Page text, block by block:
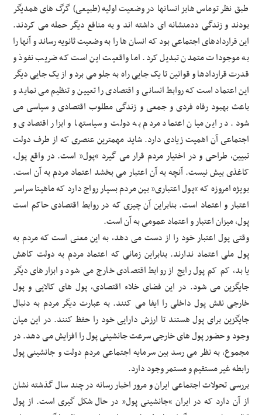
طبق نظر توماس هابز انسانها در وضعیت اولیه (طبیعی) گرگ های همدیگر
بودند و زندگی ددمنشانه ای داشته اند و به منافع دیگر حمله می کردند.
این قراردادهای اجتماعی بود که انسان ها را به وضعیت ثانویه رساند و آنها را
به موجودات متمدن تبدیل کرد. اما واقعیت این است که ضریب نفوذ و
قدرت قراردادها و قوانین تا یک جایی راه به جلو می برد و از یک جایی دیگر
این اعتماد است که روابط انسانی و اقتصادی را تعیین و تنظیم می نماید و
باعث بهبود رفاه فردی و جمعی و زندگی مطلوب اقتصادی و سیاسی می
شود. در این میان اعتماد مردم به دولت و سیاستها و ابزار اقتصادی و
اجتماعی آن اهمیت زیادی دارد. شاید مهمترین عنصری که از طرف دولت
تبیین، طراحی و در اختیار مردم قرار می گیرد “پول” است. در واقع پول،
کاغذی بیش نیست. آنچه به آن اعتبار می بخشد اعتماد مردم به آن است.
بویژه امروزه که “پول اعتباری” بین مردم بسیار رواج دارد که ماهیتا سراسر
اعتبار و اعتماد است. بنابراین آن چیزی که در روابط اقتصادی حاکم است
پول، میزان اعتبار و اعتماد عمومی به آن است.
وقتی پول اعتبار خود را از دست می دهد، به این معنی است که مردم به
پول ملی اعتماد ندارند. بنابراین زمانی که اعتماد مردم به دولت کاهش
یابد، کم کم پول رایج از روابط اقتصادی خارج می شود و ابزارهای دیگر
جایگزین می شود. در این فضای خلاء اقتصادی، پول های کالایی و پول
خارجی نقش پول داخلی را ایفا می کنند. به عبارت دیگر مردم به دنبال
جایگزین برای پول هستند تا ارزش دارایی خود را حفظ کنند. در این میان
وجود و حضور پول های خارجی سرعت جانشینی پول را افزایش می دهد. در
مجموع، به نظر می رسد بین سرمایه اجتماعی مردم دولت و جانشینی پول
رابطه غیر مستقیم و مستمر وجود دارد.
بررسی تحولات اجتماعی ایران و مرور اخبار رسانه در چند سال گذشته نشان
از آن دارد که در ایران “جانشینی پول” در حال شکل گیری است. از پول